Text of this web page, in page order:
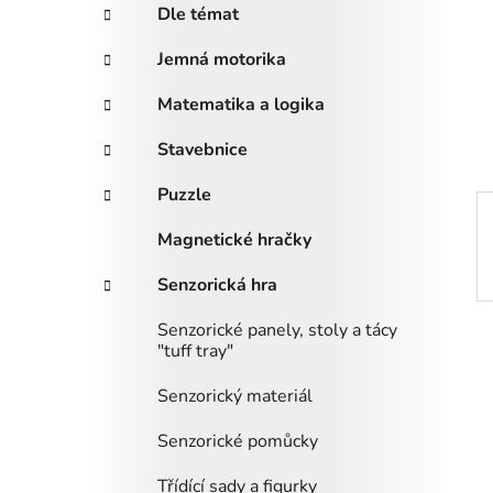
n
n
p
a
e
i
e
Dle témat
Jemná motorika
Matematika a logika
Stavebnice
Puzzle
Magnetické hračky
Senzorická hra
Senzorické panely, stoly a tácy
"tuff tray"
Senzorický materiál
Senzorické pomůcky
Třídící sady a figurky